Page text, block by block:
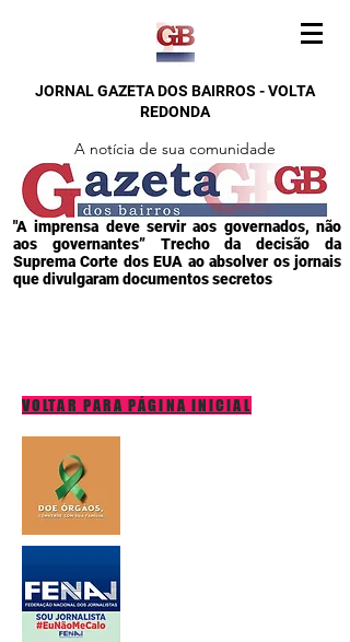
JORNAL GAZETA DOS BAIRROS - VOLTA
REDONDA
A notícia de sua comunidade
"A imprensa deve servir aos governados, não
aos governantes” Trecho da decisão da
Suprema Corte dos EUA ao absolver os jornais
que divulgaram documentos secretos
VOLTAR PARA PÁGINA INICIAL